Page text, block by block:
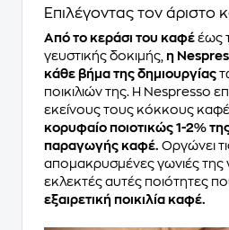
Επιλέγοντας τον άριστο
Από το κεράσι του καφέ έως
γευστικής δοκιμής, η
κάθε βήμα της δημιουργίας
ποικιλιών της. Η Nespresso
εκείνους τους κόκκους
κορυφαίο ποιοτικώς 1-2%
παραγωγής καφέ. Οργώνει
απομακρυσμένες γωνιές της
εκλεκτές αυτές ποιότητες
εξαιρετική ποικιλία καφέ.